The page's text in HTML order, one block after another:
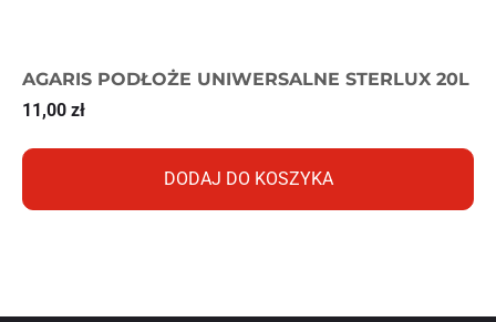
AGARIS PODŁOŻE UNIWERSALNE STERLUX 20L
11,00 zł
DODAJ DO KOSZYKA